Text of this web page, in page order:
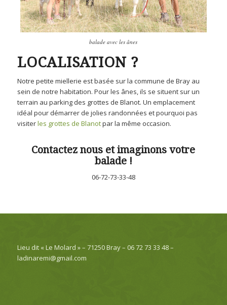
balade avec les ânes
LOCALISATION ?
Notre petite miellerie est basée sur la commune de Bray au
sein de notre habitation. Pour les ânes, ils se situent sur un
terrain au parking des grottes de Blanot. Un emplacement
idéal pour démarrer de jolies randonnées et pourquoi pas
visiterles grottes de Blanotpar la même occasion.
Contactez nous et imaginons votre
balade !
06-72-73-33-48
Lieu dit « Le Molard » – 71250 Bray – 06 72 73 33 48 –
ladinaremi@gmail.com